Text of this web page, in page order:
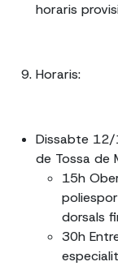
horaris
Horaris:
Dissabte
de Tossa de
15h
dorsals
30h